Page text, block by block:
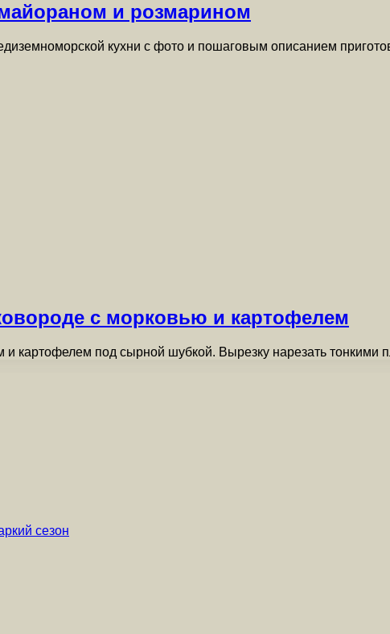
и розмарином
кухни с фото и пошаговым описанием
с морковью и картофелем
и картофелем под сырной шубкой. Вырезку нарезать тонкими
сезон